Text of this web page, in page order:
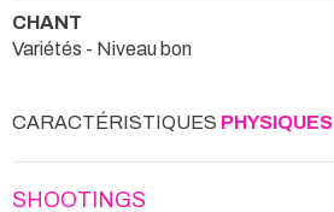
CHANT
Variétés - Niveau bon
CARACTÉRISTIQUES PHYSIQUES
SHOOTINGS